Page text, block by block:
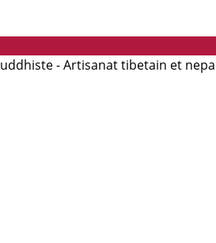
- Artisanat tibetain et